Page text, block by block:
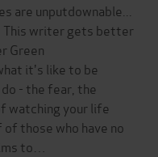
are unputdownable...
This writer gets better
Green
it's like to be
- the fear, the
watching your life
of those who have no
to…